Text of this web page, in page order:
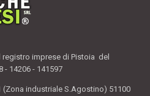
registro imprese di Pistoia del
- 14206 - 141597
(Zona industriale S.Agostino) 51100